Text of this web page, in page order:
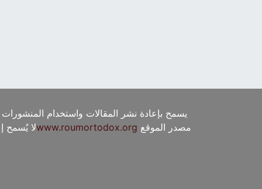
يسمح بإعادة نشر المقالات واستخدام
مصدر الموقع www.roumortodox.orgلا يُسمح